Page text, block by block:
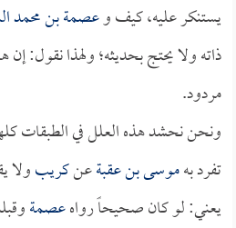
يستنكر عليه، كيف وعصمة بن محمد
ذاته ولا يحتج بحديثه؛ ولهذا نقول:
مردود.
ونحن نحشد هذه العلل في الطبقات كلها
تفرد بهموسى بن عقبةعنكريبولا
يعني: لو كان صحيحاً رواهعصمة